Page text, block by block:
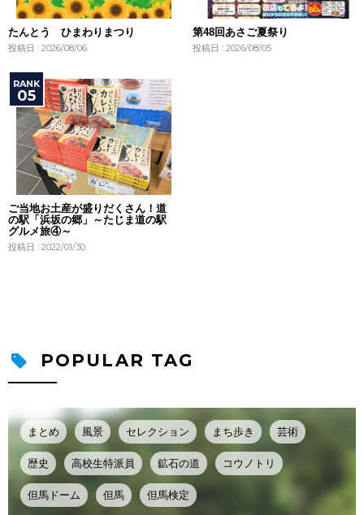
たんとう ひまわりまつり
投稿日 : 2026/08/06
第48回あさご夏祭り
投稿日 : 2026/08/05
ご当地お土産が盛りだくさん！道
の駅「浜坂の郷」～たじま道の駅
グルメ旅④～
投稿日 : 2022/01/30
POPULAR TAG
まとめ 風景 セレクション まち歩き 芸術
歴史 高校生特派員 鉱石の道 コウノトリ
但馬ドーム 但馬 但馬検定